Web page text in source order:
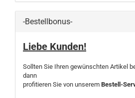
-Bestellbonus-
Liebe Kunden!
Sollten Sie Ihren gewünschten Artikel
dann
profitieren Sie von unserem Bestell-